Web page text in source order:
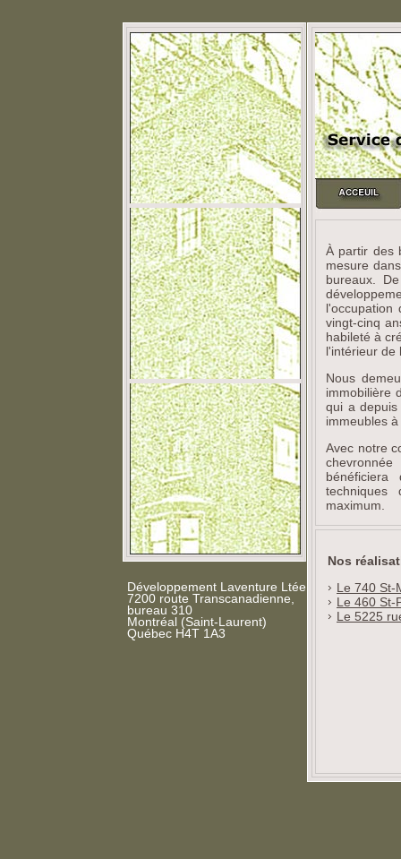
Développement Laventure Ltée
7200 route Transcanadienne,
bureau 310
Montréal (Saint-Laurent)
Québec H4T 1A3
À partir des
mesure
bureaux.
l'occupation
vingt-cinq
habileté à
l'intérieur de
Nous
immobilière
qui a
immeubles
Avec notre
techniques
maximum.
Nos
Le 740 St-
Le 460 St-
Le 5225